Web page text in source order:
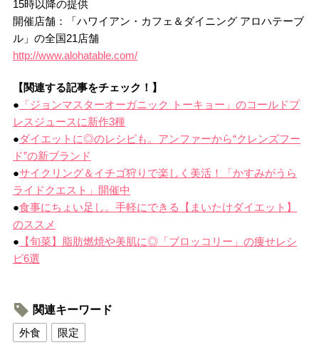
15時以降の提供
開催店舗：「ハワイアン・カフェ＆ダイニング アロハテーブ
ル」の全国21店舗
http://www.alohatable.com/
【関連する記事をチェック！】
● 「ジョンマスターオーガニック トーキョー」のコールドプ
レスジュースに新作3種
●ダイエットに◎のレシピも。アンファーから“クレンズフー
ド”の新ブランド
●サイクリング＆イチゴ狩りで楽しく美活！「かすみがうら
ライドクエスト」開催中
●食事にちょい足し。手軽にできる【まいたけダイエット】
のススメ
● 【旬菜】脂肪燃焼や美肌に◎「ブロッコリー」の痩せレシ
ピ6選
関連キーワード
外食
限定